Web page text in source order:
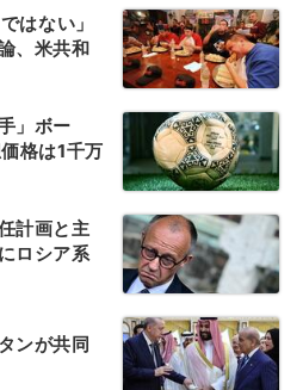
はない」
、米共和
」ボー
格は1千万
計画と主
ロシア系
ンが共同